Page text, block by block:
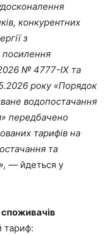
конкурентних
з
посилення
№ 4777-IХ та
року «Порядок
водопостачання
передбачено
тарифів на
та
— йдеться у
тариф: